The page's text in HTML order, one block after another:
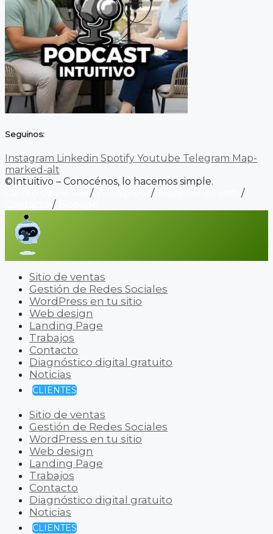
Seguinos:
Instagram Linkedin Spotify Youtube Telegram Map-
marked-alt
©Intuitivo – Conocénos, lo hacemos simple.
/ /
/
/
Sitio de ventas
Gestión de Redes Sociales
WordPress en tu sitio
Web design
Landing Page
Trabajos
Contacto
Diagnóstico digital gratuito
Noticias
CLIENTES
Sitio de ventas
Gestión de Redes Sociales
WordPress en tu sitio
Web design
Landing Page
Trabajos
Contacto
Diagnóstico digital gratuito
Noticias
CLIENTES